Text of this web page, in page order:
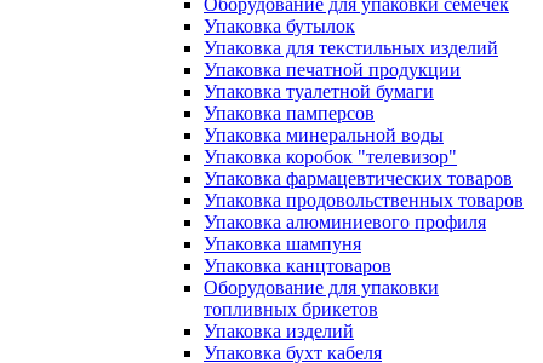
Оборудование для упаковки семечек
Упаковка бутылок
Упаковка для текстильных изделий
Упаковка печатной продукции
Упаковка туалетной бумаги
Упаковка памперсов
Упаковка минеральной воды
Упаковка коробок "телевизор"
Упаковка фармацевтических товаров
Упаковка продовольственных товаров
Упаковка алюминиевого профиля
Упаковка шампуня
Упаковка канцтоваров
Оборудование для упаковки
топливных брикетов
Упаковка изделий
Упаковка бухт кабеля